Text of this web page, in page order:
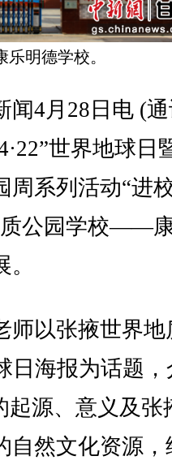
明德学校。
4月28日电 (通
世界地球日
周系列活动“进
质公园学校——
以张掖世界地
日海报为话题
起源、意义及张
自然文化资源，